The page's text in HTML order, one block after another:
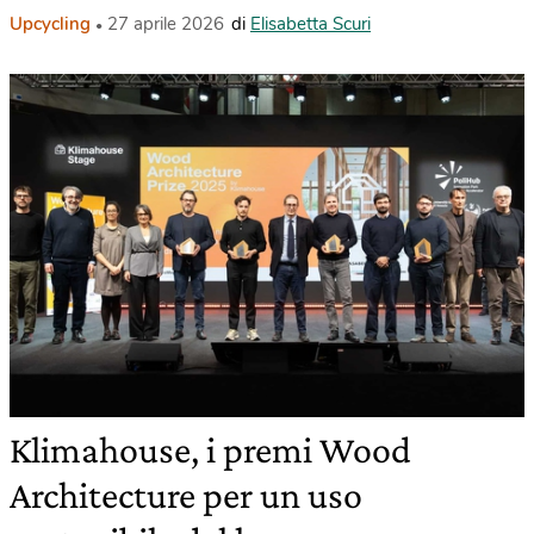
Upcycling 27 aprile 2026 di Elisabetta Scuri
Klimahouse, i premi Wood
Architecture per un uso